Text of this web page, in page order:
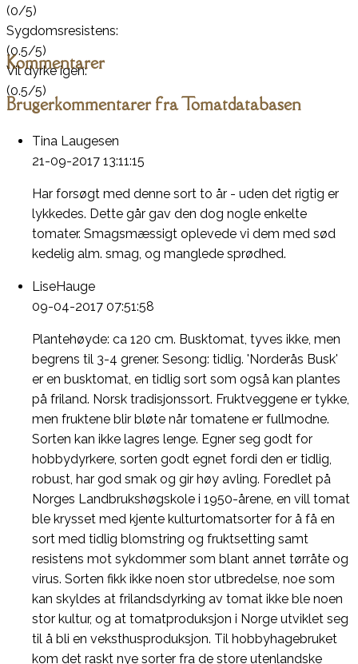
(0/5)
Sygdomsresistens:
(0.5/5)
Vil dyrke igen:
(0.5/5)
Kommentarer
Brugerkommentarer fra Tomatdatabasen
Tina Laugesen
21-09-2017 13:11:15
Har forsøgt med denne sort to år - uden det rigtig er
lykkedes. Dette går gav den dog nogle enkelte
tomater. Smagsmæssigt oplevede vi dem med sød
kedelig alm. smag, og manglede sprødhed.
LiseHauge
09-04-2017 07:51:58
Plantehøyde: ca 120 cm. Busktomat, tyves ikke, men
begrens til 3-4 grener. Sesong: tidlig. 'Norderås Busk'
er en busktomat, en tidlig sort som også kan plantes
på friland. Norsk tradisjonssort. Fruktveggene er tykke,
men fruktene blir bløte når tomatene er fullmodne.
Sorten kan ikke lagres lenge. Egner seg godt for
hobbydyrkere, sorten godt egnet fordi den er tidlig,
robust, har god smak og gir høy avling. Foredlet på
Norges Landbrukshøgskole i 1950-årene, en vill tomat
ble krysset med kjente kulturtomatsorter for å få en
sort med tidlig blomstring og fruktsetting samt
resistens mot sykdommer som blant annet tørråte og
virus. Sorten fikk ikke noen stor utbredelse, noe som
kan skyldes at frilandsdyrking av tomat ikke ble noen
stor kultur, og at tomatproduksjon i Norge utviklet seg
til å bli en veksthusproduksjon. Til hobbyhagebruket
kom det raskt nye sorter fra de store utenlandske